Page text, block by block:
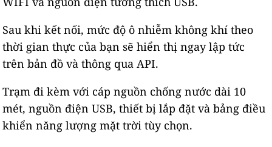
Sau khi kết nối, mức độ ô nhiễm không khí theo
thời gian thực của bạn sẽ hiển thị ngay lập tức
trên bản đồ và thông qua API.
Trạm đi kèm với cáp nguồn chống nước dài 10
mét, nguồn điện USB, thiết bị lắp đặt và bảng điều
khiển năng lượng mặt trời tùy chọn.